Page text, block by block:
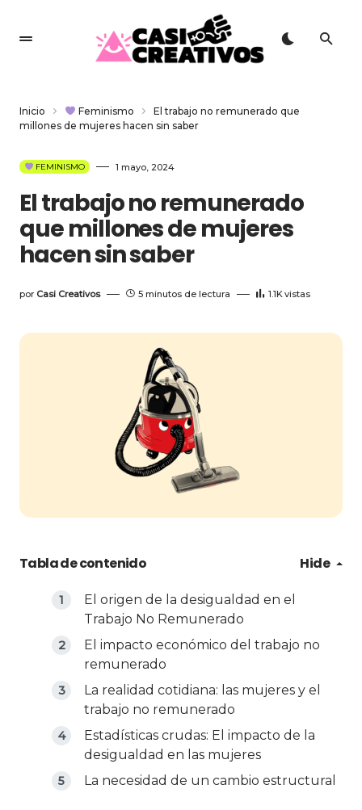
Inicio Feminismo
El trabajo no remunerado que
millones de mujeres hacen sin saber
FEMINISMO 1 mayo, 2024
El trabajo no remunerado
que millones de mujeres
hacen sin saber
por Casi Creativos 5 minutos de lectura 1.1Kvistas
Tabla de contenido Hide
El origen de la desigualdad en el
Trabajo No Remunerado
El impacto económico del trabajo no
remunerado
La realidad cotidiana: las mujeres y el
trabajo no remunerado
Estadísticas crudas: El impacto de la
desigualdad en las mujeres
La necesidad de un cambio estructural